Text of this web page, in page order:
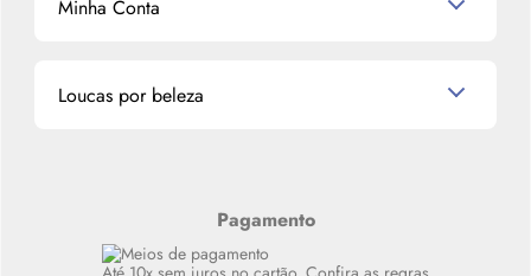
Quem somos
La Vie Est Belle Lancôme
Minha Conta
Meus endereços
Loucas por beleza
Siga nosso canal no Whatsapp
Pagamento